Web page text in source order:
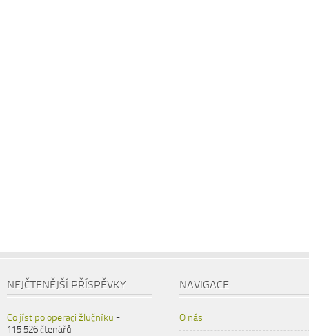
NEJČTENĚJŠÍ PŘÍSPĚVKY
Co jíst po operaci žlučníku -
115 526 čtenářů
NAVIGACE
O nás